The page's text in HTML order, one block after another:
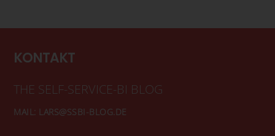
KONTAKT
THE SELF-SERVICE-BI BLOG
MAIL: LARS@SSBI-BLOG.DE